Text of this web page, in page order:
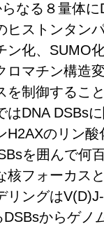
なる８量体
ヒストンタン
ン化、SUMO
ロマチン構造
を制御するこ
DNA DSBs
H2AXのリン
を囲んで何
核フォーカス
リングは
からゲノ